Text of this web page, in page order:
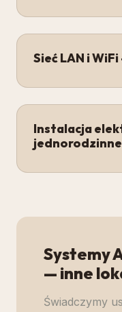
Sieć LAN i
Instalacja
Systemy
— inne
Świadczymy